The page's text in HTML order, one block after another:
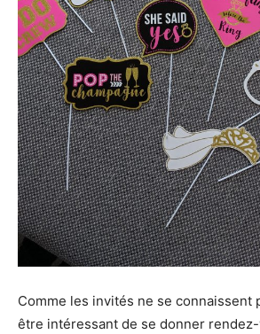
Comme les invités ne se connaissent
être intéressant de se donner